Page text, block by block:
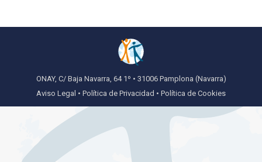
ONAY, C/ Baja Navarra, 64 1º • 31006 Pamplona (Navarra)
Aviso Legal • Política de Privacidad • Política de Cookies